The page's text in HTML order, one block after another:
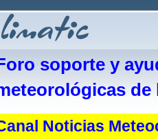
soporte y
de
Noticias